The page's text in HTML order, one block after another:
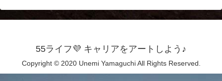
55ライフ💜 キャリアをアートしよう♪
Copyright © 2020 Unemi Yamaguchi All Rights Reserved.